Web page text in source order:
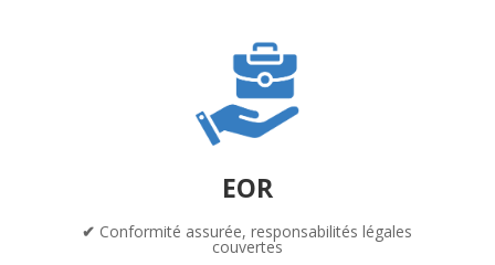
EOR
✔ Conformité assurée, responsabilités légales
couvertes